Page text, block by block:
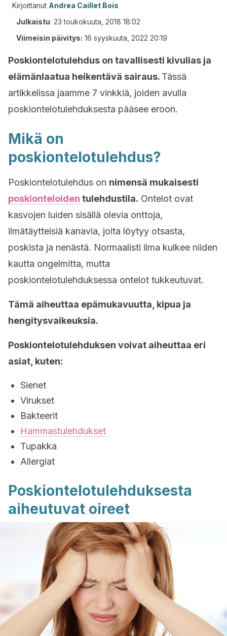
Kirjoittanut Andrea Caillet Bois
Julkaistu: 23 toukokuuta, 2018 18:02
Viimeisin päivitys: 16 syyskuuta, 2022 20:19
Poskiontelotulehdus on tavallisesti kivulias ja
elämänlaatua heikentävä sairaus. Tässä
artikkelissa jaamme 7 vinkkiä, joiden avulla
poskiontelotulehduksesta pääsee eroon.
Mikä on
poskiontelotulehdus?
Poskiontelotulehdus on nimensä mukaisesti
poskionteloiden tulehdustila. Ontelot ovat
kasvojen luiden sisällä olevia onttoja,
ilmätäytteisiä kanavia, joita löytyy otsasta,
poskista ja nenästä. Normaalisti ilma kulkee niiden
kautta ongelmitta, mutta
poskiontelotulehduksessa ontelot tukkeutuvat.
Tämä aiheuttaa epämukavuutta, kipua ja
hengitysvaikeuksia.
Poskiontelotulehduksen voivat aiheuttaa eri
asiat, kuten:
Sienet
Virukset
Bakteerit
Hammastulehdukset
Tupakka
Allergiat
Poskiontelotulehduksesta
aiheutuvat oireet